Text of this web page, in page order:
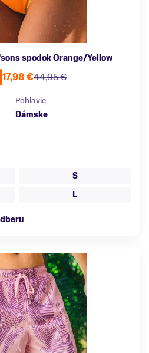
spodok Orange/Yellow
44,95 €
17,98 €
Pohlavie
Dámske
S
L